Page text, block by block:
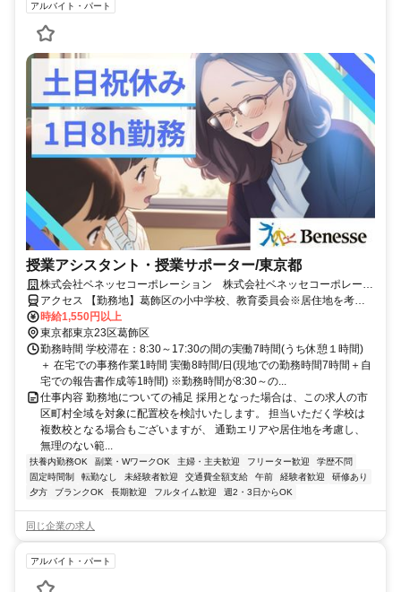
アルバイト・パート
授業アシスタント・授業サポーター/東京都
株式会社ベネッセコーポレーション 株式会社ベネッセコーポレーシ
ョン(東京都葛飾区柴又5丁目)
アクセス 【勤務地】葛飾区の小中学校、教育委員会※居住地を考慮
の上、決定 ＜採用となった場合は、この求人の市区町村全域を対象
に配置校を検討いたします。担当いただく学校は複数校となる場合も
ございますが、通勤エリアや居住地を考慮し、無理のない範囲でご勤
務いただけるよう、最終的にはご相談の上で決定いたします。＞
時給1,550円以上
東京都東京23区葛飾区
勤務時間 学校滞在：8:30～17:30の間の実働7時間(うち休憩１時間)
＋ 在宅での事務作業1時間 実働8時間/日(現地での勤務時間7時間＋自
宅での報告書作成等1時間) ※勤務時間が8:30～の...
仕事内容 勤務地についての補足 採用となった場合は、この求人の市
区町村全域を対象に配置校を検討いたします。 担当いただく学校は
複数校となる場合もございますが、 通勤エリアや居住地を考慮し、
無理のない範...
扶養内勤務OK 副業・WワークOK 主婦・主夫歓迎 フリーター歓迎
学歴不問
固定時間制
転勤なし 未経験者歓迎 交通費全額支給 午前 経験者歓迎
研修あり
夕方
ブランクOK 長期歓迎 フルタイム歓迎 週2・3日からOK
同じ企業の求人
アルバイト・パート